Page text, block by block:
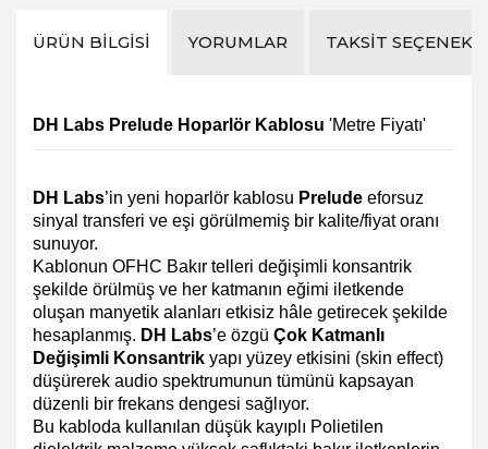
ÜRÜN BILGISI YORUMLAR TAKSIT
DH Labs Prelude Hoparlör Kablosu 'Metre Fiyatı'
DH Labs’in yeni hoparlör kablosu Prelude eforsuz
sinyal transferi ve eşi görülmemiş bir kalite/fiyat oranı
sunuyor.
Kablonun OFHC Bakır telleri değişimli konsantrik
şekilde örülmüş ve her katmanın eğimi iletkende
oluşan manyetik alanları etkisiz hâle getirecek şekilde
hesaplanmış. DH Labs’e özgü Çok Katmanlı
Değişimli Konsantrik yapı yüzey etkisini (skin effect)
düşürerek audio spektrumunun tümünü kapsayan
düzenli bir frekans dengesi sağlıyor.
Bu kabloda kullanılan düşük kayıplı Polietilen